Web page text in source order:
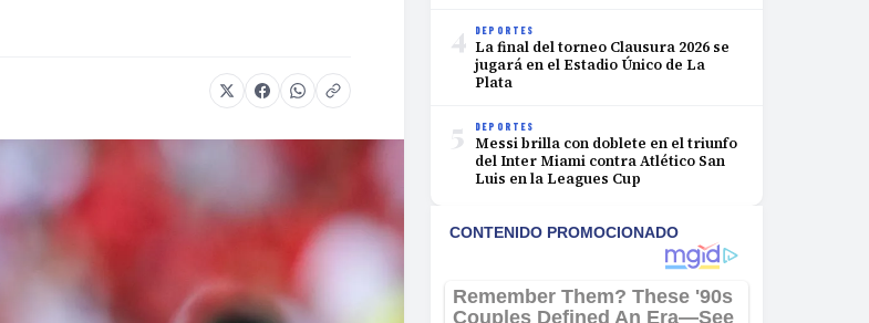
4 DEPORTES
La final del torneo Clausura 2026 se
jugará en el Estadio Único de La
Plata
5 DEPORTES
Messi brilla con doblete en el triunfo
del Inter Miami contra Atlético San
Luis en la Leagues Cup